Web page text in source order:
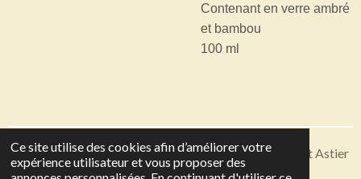
Ce site utilise des cookies afin d’améliorer votre
expérience utilisateur et vous proposer des
Contenant en verre ambré
et bambou
100 ml
Articles disponibles en livraison ou à récupérer sur Saint Astier
© 2023 - 2026 Toutes en Soie